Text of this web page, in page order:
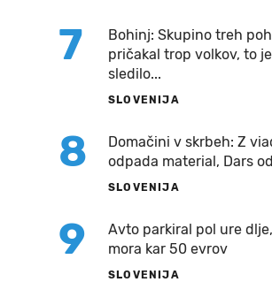
7
Bohinj: Skupino treh
pričakal trop volkov, to je
sledilo...
SLOVENIJA
8
Domačini v skrbeh: Z
odpada material, Dars
SLOVENIJA
9
Avto parkiral pol ure
mora kar 50 evrov
SLOVENIJA